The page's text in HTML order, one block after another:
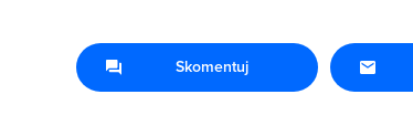
Skomentuj